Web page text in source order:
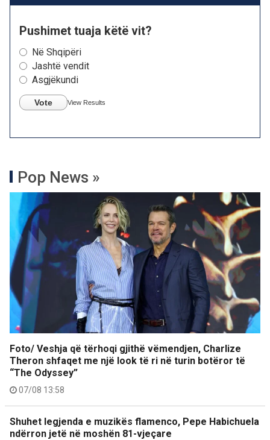
Pushimet tuaja këtë vit?
Në Shqipëri
Jashtë vendit
Asgjëkundi
Vote View Results
Pop News »
Foto/ Veshja që tërhoqi gjithë vëmendjen, Charlize
Theron shfaqet me një look të ri në turin botëror të
“The Odyssey”
07/08 13:58
Shuhet legjenda e muzikës flamenco, Pepe Habichuela
ndërron jetë në moshën 81-vjeçare